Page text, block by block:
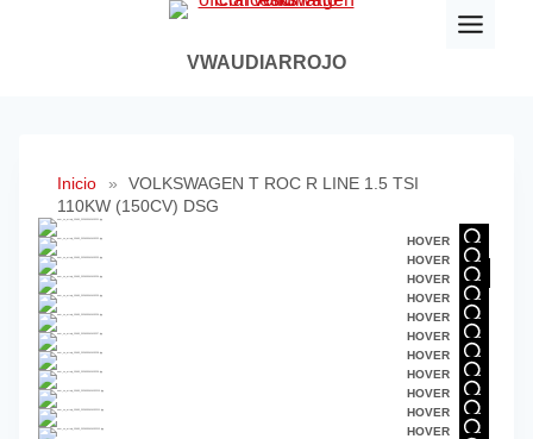
VWAUDIARROJO
Inicio »
VOLKSWAGEN T ROC R LINE 1.5 TSI
110KW (150CV) DSG
HOVER
HOVER
HOVER
HOVER
HOVER
HOVER
HOVER
HOVER
HOVER
HOVER
HOVER